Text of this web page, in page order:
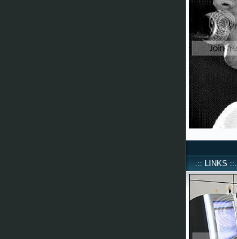
.:: LINKS ::.